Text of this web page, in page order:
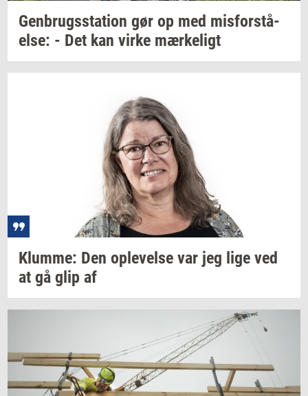
Gen­brugs­sta­tion gør op med mis­for­stå­
el­se: - Det kan virke mær­ke­ligt
Klum­me: Den op­le­vel­se var jeg lige ved
at gå glip af